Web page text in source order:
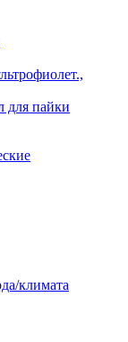
для пайки
климата